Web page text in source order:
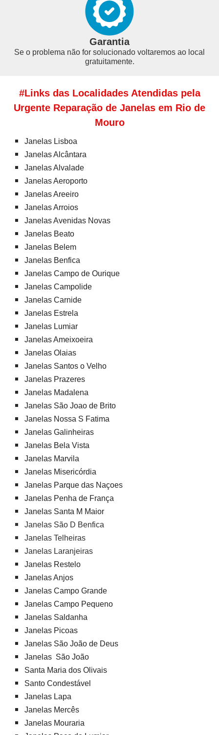
Garantia
Se o problema não for solucionado voltaremos ao local
gratuitamente.
#Links das Localidades Atendidas pela
Urgente Reparação de Janelas em Rio de
Mouro
Janelas Lisboa
Janelas Alcântara
Janelas Alvalade
Janelas Aeroporto
Janelas Areeiro
Janelas Arroios
Janelas Avenidas Novas
Janelas Beato
Janelas Belem
Janelas Benfica
Janelas Campo de Ourique
Janelas Campolide
Janelas Carnide
Janelas Estrela
Janelas Lumiar
Janelas Ameixoeira
Janelas Olaias
Janelas Santos o Velho
Janelas Prazeres
Janelas Madalena
Janelas São Joao de Brito
Janelas Nossa S Fatima
Janelas Galinheiras
Janelas Bela Vista
Janelas Marvila
Janelas Misericórdia
Janelas Parque das Naçoes
Janelas Penha de França
Janelas Santa M Maior
Janelas São D Benfica
Janelas Telheiras
Janelas Laranjeiras
Janelas Restelo
Janelas Anjos
Janelas Campo Grande
Janelas Campo Pequeno
Janelas Saldanha
Janelas Picoas
Janelas São João de Deus
Janelas São João
Santa Maria dos Olivais
Santo Condestável
Janelas Lapa
Janelas Mercês
Janelas Mouraria